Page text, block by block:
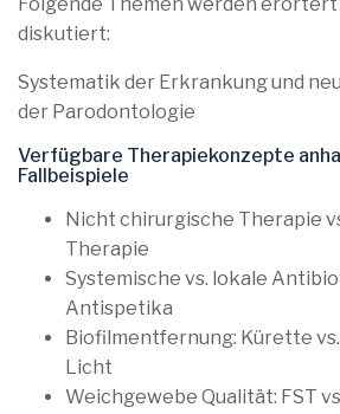
diskutiert:
Systematik der Erkrankung und
der Parodontologie
Verfügbare Therapiekonzepte
Fallbeispiele
Nicht chirurgische Therapie
Therapie
Systemische vs. lokale
Antispetika
Biofilmentfernung: Kürette
Licht
Weichgewebe Qualität: FST